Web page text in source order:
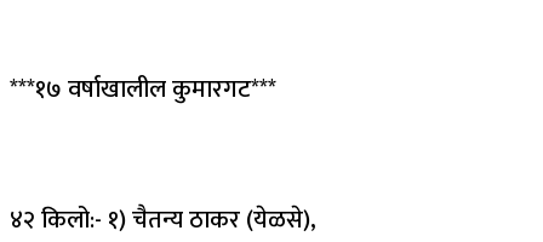
***१७ वर्षाखालील कुमारगट***
४२ किलो:- १) चैतन्य ठाकर (येळसे),